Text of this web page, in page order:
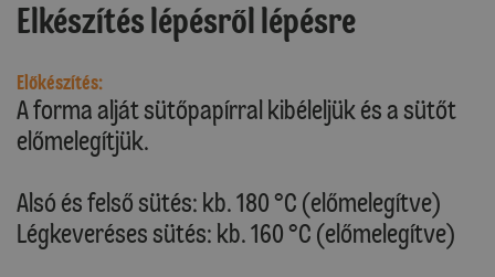
Elkészítés lépésről lépésre
Előkészítés:
A forma alját sütőpapírral kibéleljük és a sütőt
előmelegítjük.
Alsó és felső sütés: kb. 180 °C (előmelegítve)
Légkeveréses sütés: kb. 160 °C (előmelegítve)